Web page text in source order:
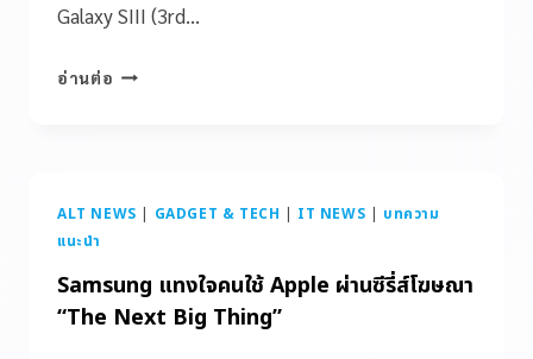
Galaxy SIII (3rd…
อ่านต่อ
ALT NEWS | GADGET & TECH | IT NEWS | บทความ
แนะนำ
Samsung แทงใจคนใช้ Apple ผ่านซีรี่ส์โฆษณา
“The Next Big Thing”